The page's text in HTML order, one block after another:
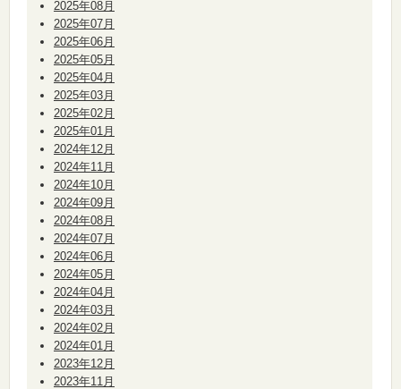
2025年08月
2025年07月
2025年06月
2025年05月
2025年04月
2025年03月
2025年02月
2025年01月
2024年12月
2024年11月
2024年10月
2024年09月
2024年08月
2024年07月
2024年06月
2024年05月
2024年04月
2024年03月
2024年02月
2024年01月
2023年12月
2023年11月